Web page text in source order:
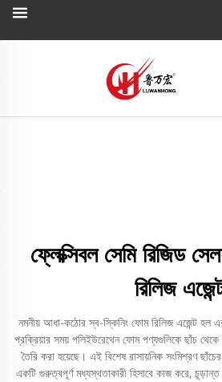
ফ্লেক্সিবল সেমি রিজিড
রিলিজ
নমনীয় আধা-কঠোর স্ব-স্কিনিং ফোম রিলিজ এজেন্ট হল
প্রক্রিয়ার সময় পলিইউরেথেন ফোম পণ্যগুলিকে ছাঁচ থেকে
তৈরি করা হয়েছে। এই বিশেষ রাসায়নিক সংমিশ্রণ
একটি গুরুত্বপূর্ণ মধ্যস্থতাকারী হিসাবে কাজ করে,